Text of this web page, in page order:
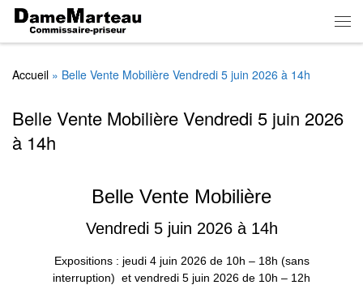
Skip to content
Accueil » Belle Vente Mobilière Vendredi 5 juin 2026 à 14h
Belle Vente Mobilière Vendredi 5 juin 2026
à 14h
Belle Vente Mobilière
Vendredi 5 juin 2026 à 14h
Expositions : jeudi 4 juin 2026de 10h – 18h (sans
interruption) et vendredi 5 juin 2026 de 10h – 12h